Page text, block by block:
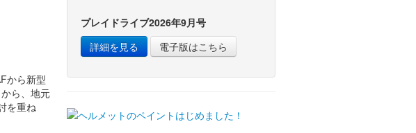
から新型
ら、地元
を重ね
プレイドライブ2026年9月号
詳細を見る
電子版はこちら